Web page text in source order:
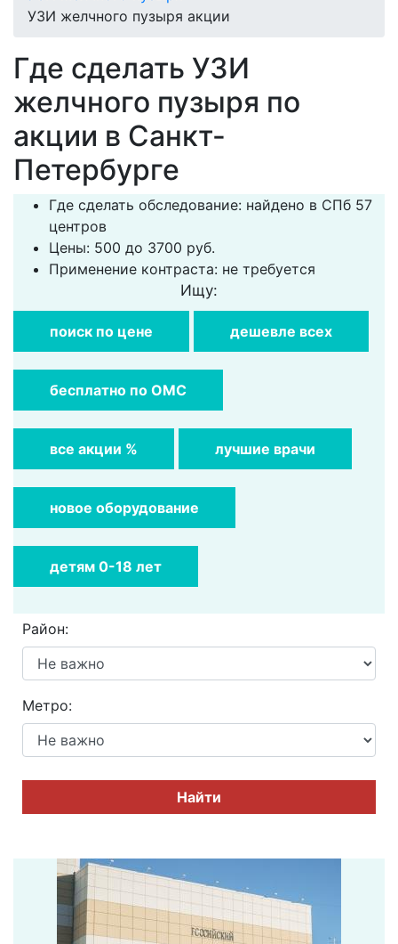
УЗИ желчного пузыря акции
Где сделать УЗИ
желчного пузыря по
акции в Санкт-
Петербурге
Где сделать обследование: найдено в СПб 57
центров
Цены: 500 до 3700 руб.
Применение контраста: не требуется
Ищу:
поиск по цене дешевле всех
бесплатно по ОМС
все акции % лучшие врачи
новое оборудование
детям 0-18 лет
Район:
Метро:
Найти